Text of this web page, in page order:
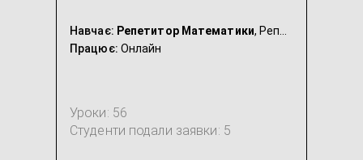
Навчає: Репетитор Математики, Репетитор Економіки
Працює: Онлайн
Уроки: 56
Студенти подали заявки: 5